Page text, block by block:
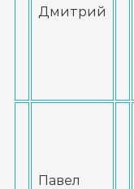
Дмитрий
Павел